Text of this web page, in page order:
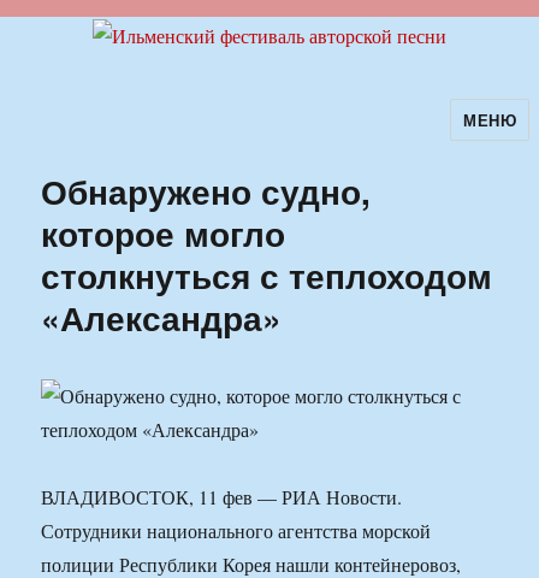
Ильменский фестиваль авторской
песни
МЕНЮ
Обнаружено судно,
которое могло
столкнуться с теплоходом
«Александра»
ВЛАДИВОСТОК, 11 фев — РИА Новости.
Сотрудники национального агентства морской
полиции Республики Корея нашли контейнеровоз,